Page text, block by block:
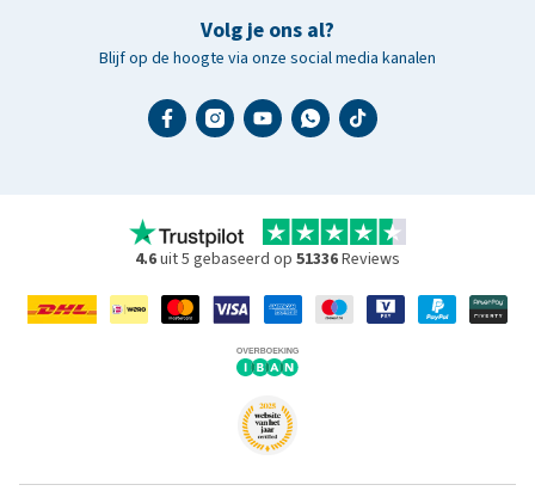
Volg je ons al?
Blijf op de hoogte via onze social media kanalen
4.6uit 5 gebaseerd op 51336Reviews